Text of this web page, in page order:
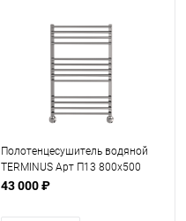
Полотенцесушитель водяной
TERMINUS Арт П13 800х500
43 000 ₽